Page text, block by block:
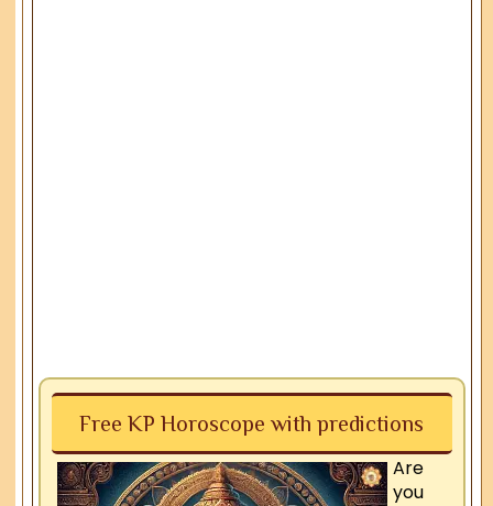
Free KP Horoscope with predictions
Are
you